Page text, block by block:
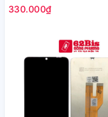
330.000₫